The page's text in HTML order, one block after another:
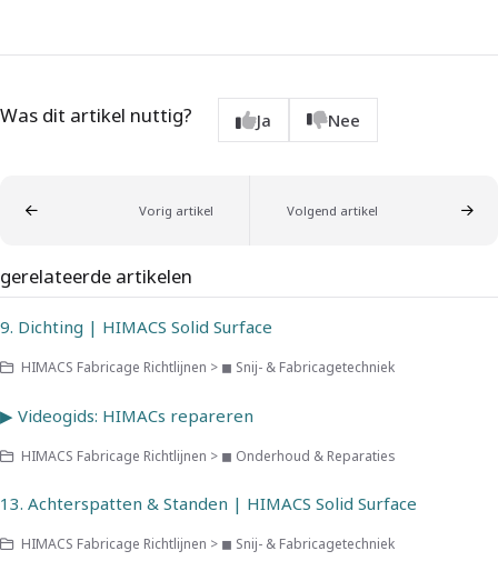
Was dit artikel nuttig? Ja Nee
Vorig artikel Volgend artikel
gerelateerde artikelen
9. Dichting | HIMACS Solid Surface
HIMACS Fabricage Richtlijnen > ◼ Snij- & Fabricagetechniek
▶ Videogids: HIMACs repareren
HIMACS Fabricage Richtlijnen > ◼ Onderhoud & Reparaties
13. Achterspatten & Standen | HIMACS Solid Surface
HIMACS Fabricage Richtlijnen > ◼ Snij- & Fabricagetechniek